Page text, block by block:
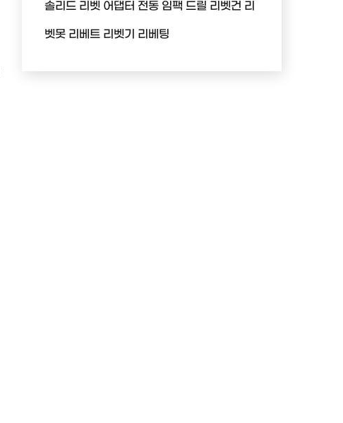
솔리드 리벳 어댑터 전동 임팩 드릴 리벳건 리
벳못 리베트 리벳기 리베팅